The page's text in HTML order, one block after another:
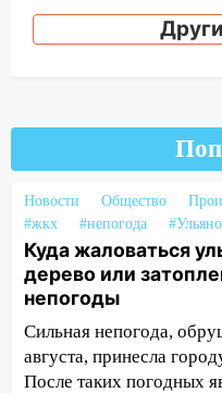
13:59
В Новом
ветром сорвало
как устраняют
13:49
Стихия
Ульяновск:
Орджоникидзе
13:47 На Нижней
ветром вырвало
13:46 Сильный
СТО на проспекте
Новости Общество
#жкх
#непогода
Куда жаловаться
дерево или
непогоды
Сильная непогода,
августа, принесла
После таких погодных